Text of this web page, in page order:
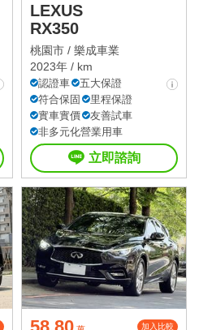
LEXUS
RX350
桃園市 / 樂成車業
2023年 / km
認證車
五大保證
符合保固
里程保證
實車實價
友善試車
非多元化營業用車
立即諮詢
加入比較